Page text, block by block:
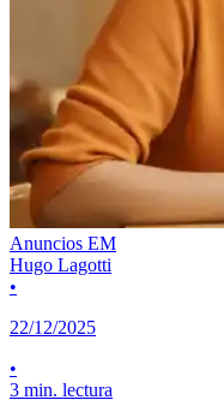
Anuncios EM
Hugo Lagotti
•
22/12/2025
•
3 min. lectura